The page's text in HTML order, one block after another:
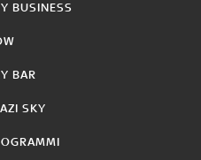
BUSINESS
BAR
SKY